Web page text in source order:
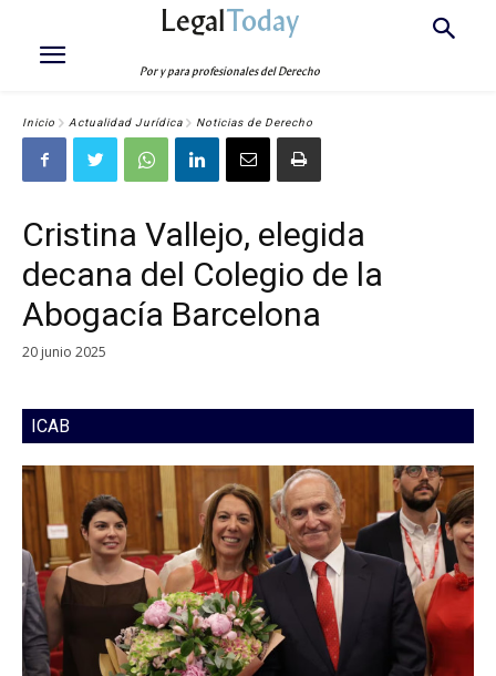
LegalToday
Por y para profesionales del Derecho
Inicio Actualidad Jurídica Noticias de Derecho
Cristina Vallejo, elegida
decana del Colegio de la
Abogacía Barcelona
20 junio 2025
ICAB